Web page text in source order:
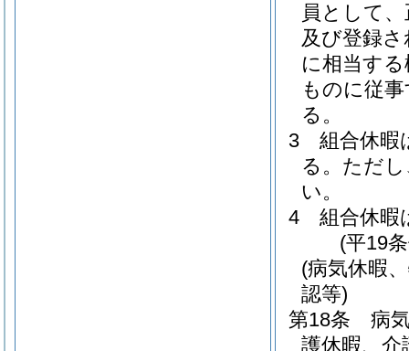
員として
及び登録
に相当す
ものに従
る。
3
組合休暇
る。 ただ
い。
4
組合休暇
(平19
(病気休暇
認等)
第18条
病
護休暇、